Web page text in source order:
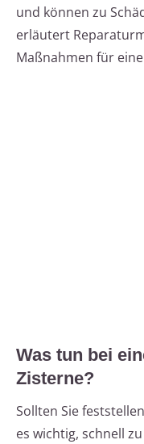
und können zu
erläutert
Maßnahmen für
Was tun bei
Zisterne?
Sollten Sie
es wichtig, schnell